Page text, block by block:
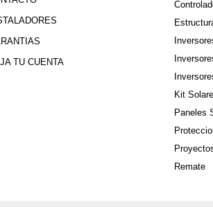
TU CUENTA
Kit
Paneles
Remate